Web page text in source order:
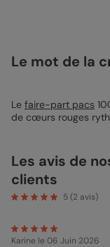
Le mot de la
Le faire-part pacs
de cœurs rouges
modèle 12x17 cm
Les avis de
clients
5(2 avis)
Karine le 06 Juin 2026